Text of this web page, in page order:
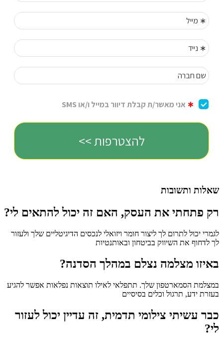
שאלות ותשובות
רק פתחתי את העסק, האם זה יכול להתאים לי?
לגמרי יכול לתרום לך ליצור חומר ויזואלי לנכסים הדיגיטליים שלך ולעזור
לך לדחוף את השיווק בביטחון ובאותנטיות
באיזו מצלמה נצלם במהלך הסדנה?
במצלמת הסמארטפון שלך. תתפלאי לאילו תוצאות נפלאות אפשר להגיע
בעזרת ידע, תרגול וכלים בסיסיים
כבר עשיתי צילומי תדמית, זה עדיין יכול לעזור
לי?